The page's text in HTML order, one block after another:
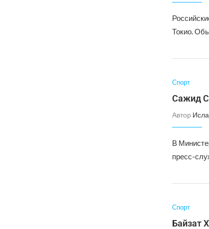
Токио.
Спорт
Сажид
Автор
В
пресс-
Спорт
Байзат